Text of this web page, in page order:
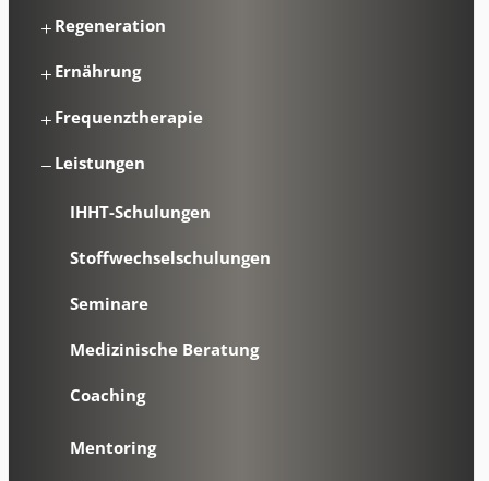
Regeneration
Ernährung
Frequenztherapie
Leistungen
IHHT-Schulungen
Stoffwechselschulungen
Seminare
Medizinische Beratung
Coaching
Mentoring